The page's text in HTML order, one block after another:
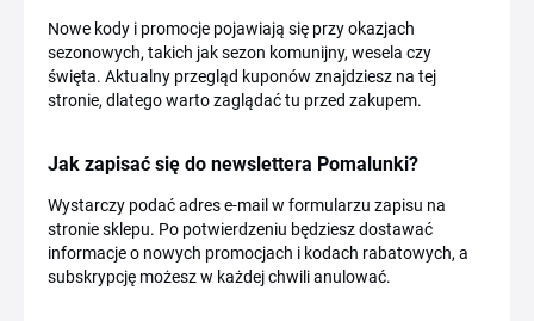
Nowe kody i promocje pojawiają się przy okazjach
sezonowych, takich jak sezon komunijny, wesela czy
święta. Aktualny przegląd kuponów znajdziesz na tej
stronie, dlatego warto zaglądać tu przed zakupem.
Jak zapisać się do newslettera Pomalunki?
Wystarczy podać adres e-mail w formularzu zapisu na
stronie sklepu. Po potwierdzeniu będziesz dostawać
informacje o nowych promocjach i kodach rabatowych, a
subskrypcję możesz w każdej chwili anulować.